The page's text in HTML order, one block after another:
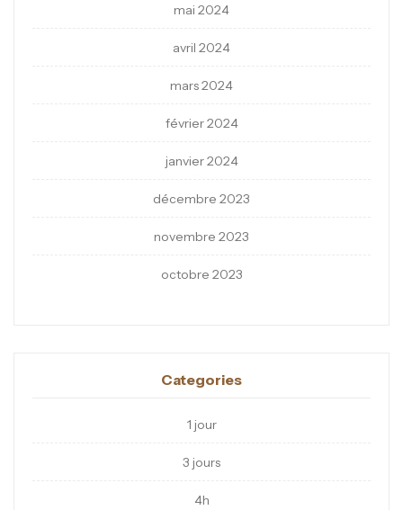
mai 2024
avril 2024
mars 2024
février 2024
janvier 2024
décembre 2023
novembre 2023
octobre 2023
Categories
1 jour
3 jours
4h